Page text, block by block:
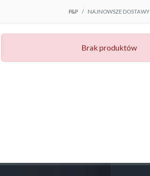
P&P NAJNOWSZE DOSTAWY
Brak produktów